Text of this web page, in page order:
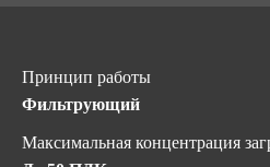
Принцип работы
Фильтрующий
Максимальная концентрация